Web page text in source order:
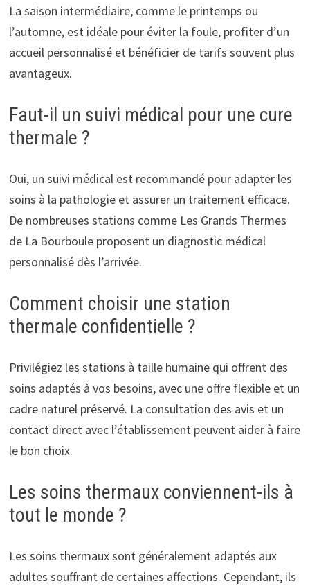
La saison intermédiaire, comme le printemps ou
l’automne, est idéale pour éviter la foule, profiter d’un
accueil personnalisé et bénéficier de tarifs souvent plus
avantageux.
Faut-il un suivi médical pour une cure
thermale ?
Oui, un suivi médical est recommandé pour adapter les
soins à la pathologie et assurer un traitement efficace.
De nombreuses stations comme Les Grands Thermes
de La Bourboule proposent un diagnostic médical
personnalisé dès l’arrivée.
Comment choisir une station
thermale confidentielle ?
Privilégiez les stations à taille humaine qui offrent des
soins adaptés à vos besoins, avec une offre flexible et un
cadre naturel préservé. La consultation des avis et un
contact direct avec l’établissement peuvent aider à faire
le bon choix.
Les soins thermaux conviennent-ils à
tout le monde ?
Les soins thermaux sont généralement adaptés aux
adultes souffrant de certaines affections. Cependant, ils